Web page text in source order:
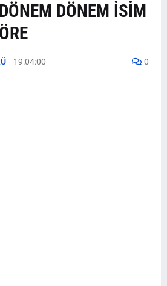
DÖNEM İSİM
- 19:04:00 0